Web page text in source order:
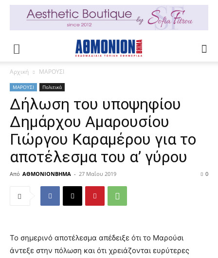
Αρχική ΜΑΡΟΥΣΙ
ΜΑΡΟΥΣΙ Πολιτικά
Δήλωση του υποψηφίου
Δημάρχου Αμαρουσίου
Γιώργου Καραμέρου για το
αποτέλεσμα του α’ γύρου
Από ΑΘΜΟΝΙΟΝΒΗΜΑ - 27 Μαΐου 2019 0
Το σημερινό αποτέλεσμα απέδειξε ότι το Μαρούσι
άντεξε στην πόλωση και ότι χρειάζονται ευρύτερες